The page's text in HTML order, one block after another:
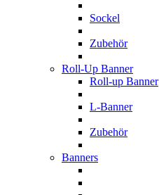
Sockel
Zubehör
Roll-Up Banner
Roll-up Banner
L-Banner
Zubehör
Banners